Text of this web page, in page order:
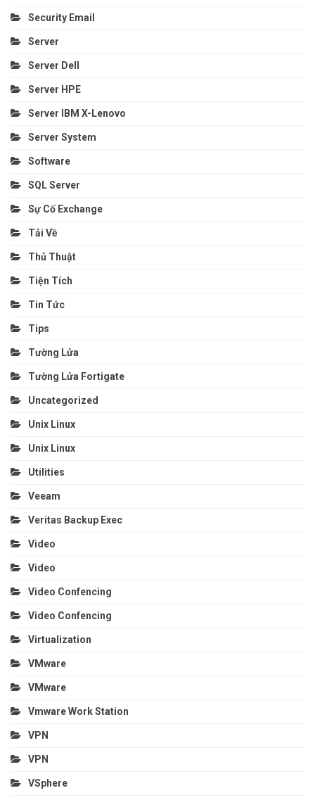
Security Email
Server
Server Dell
Server HPE
Server IBM X-Lenovo
Server System
Software
SQL Server
Sự Cố Exchange
Tải Về
Thủ Thuật
Tiện Tích
Tin Tức
Tips
Tường Lửa
Tường Lửa Fortigate
Uncategorized
Unix Linux
Unix Linux
Utilities
Veeam
Veritas Backup Exec
Video
Video
Video Confencing
Video Confencing
Virtualization
VMware
VMware
Vmware Work Station
VPN
VPN
VSphere